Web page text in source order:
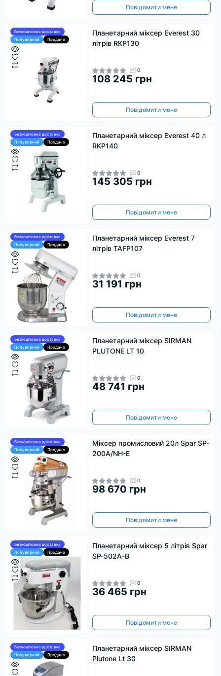
Повідомити мене
Безкоштовна доставка
Популярний
Продано
Планетарний міксер Everest 30
літрів RKP130
0
108 245 грн
Повідомити мене
Безкоштовна доставка
Популярний
Продано
Планетарний міксер Everest 40 л
RKP140
0
145 305 грн
Повідомити мене
Безкоштовна доставка
Популярний
Продано
Планетарний міксер Everest 7
літрів TAFP107
0
31 191 грн
Повідомити мене
Безкоштовна доставка
Популярний
Продано
Планетарний міксер SIRMAN
PLUTONE LT 10
0
48 741 грн
Повідомити мене
Безкоштовна доставка
Популярний
Продано
Міксер промисловий 20л Spar SP-
200A/NH-E
0
98 670 грн
Повідомити мене
Безкоштовна доставка
Популярний
Продано
Планетарний міксер 5 літрів Spar
SP-502A-B
0
36 465 грн
Повідомити мене
Безкоштовна доставка
Популярний
Продано
Планетарний міксер SIRMAN
Plutone Lt 30